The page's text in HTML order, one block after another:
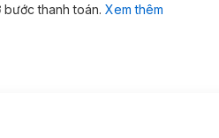
bước thanh toán. Xem thêm